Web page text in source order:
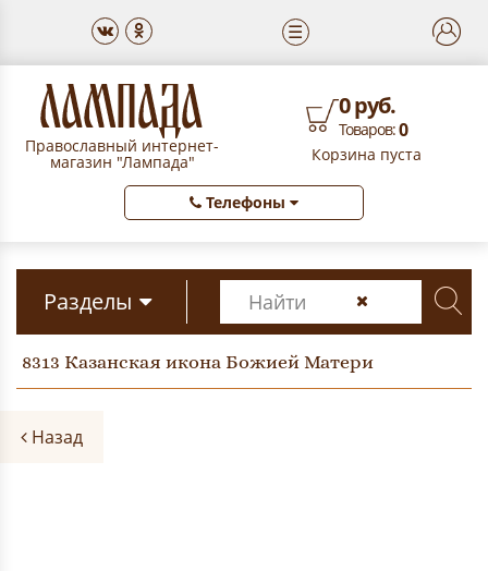
☰
Православный интернет-
магазин "Лампада"
0 руб.
Товаров:0
Корзина пуста
Телефоны
Разделы
8313 Казанская икона Божией Матери
Назад